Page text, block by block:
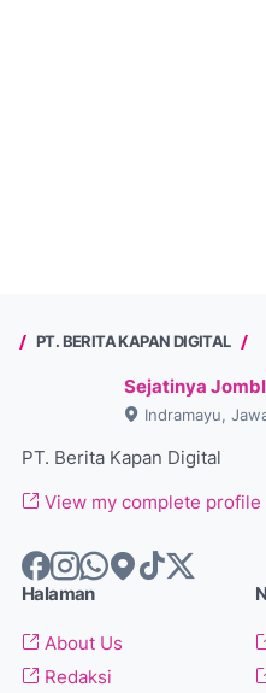
PT. BERITA KAPAN DIGITAL
Sejatinya
Indramayu,
PT. Berita Kapan Digital
View my complete profile
Halaman
About Us
Redaksi